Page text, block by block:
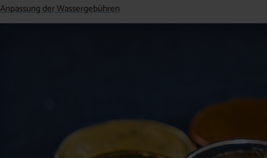
Anpassung der Wassergebühren